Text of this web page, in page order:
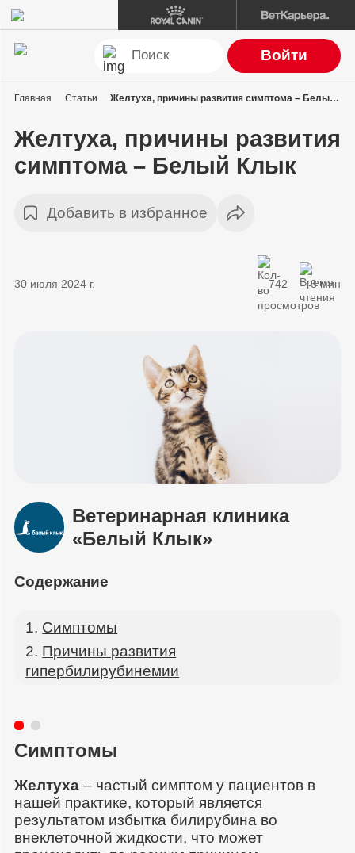
Войти
Главная Статьи Желтуха, причины развития симптома – Белый Клык
Желтуха, причины развития
симптома – Белый Клык
Добавить в избранное
30 июля 2024 г. 742 3 мин
Ветеринарная клиника
«Белый Клык»
Содержание
Симптомы
Причины развития
гипербилирубинемии
Симптомы
Желтуха– частый симптом у пациентов в
нашей практике, который является
результатом избытка билирубина во
внеклеточной жидкости, что может